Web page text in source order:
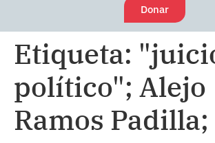
Donar
Etiqueta:
político"; Alejo
Ramos Padilla;